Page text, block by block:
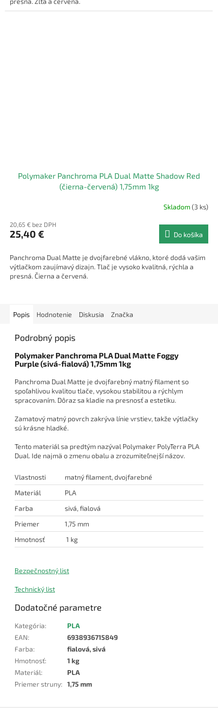
Polymaker Panchroma PLA Dual Matte Shadow Red
(čierna-červená) 1,75mm 1kg
Skladom(3 ks)
20,65 € bez DPH
25,40 € Do košíka
Panchroma Dual Matte je dvojfarebné vlákno, ktoré dodá vašim
výtlačkom zaujímavý dizajn. Tlač je vysoko kvalitná, rýchla a
presná. Čierna a červená.
Popis Hodnotenie Diskusia Značka
Podrobný popis
Polymaker Panchroma PLA Dual Matte Foggy
Purple (sivá-fialová) 1,75mm 1kg
Panchroma Dual Matte je dvojfarebný matný filament so
spoľahlivou kvalitou tlače, vysokou stabilitou a rýchlym
spracovaním. Dôraz sa kladie na presnosť a estetiku.
Zamatový matný povrch zakrýva línie vrstiev, takže výtlačky
sú krásne hladké.
Tento materiál sa predtým nazýval Polymaker PolyTerra PLA
Dual. Ide najmä o zmenu obalu a zrozumiteľnejší názov.
Vlastnosti
matný filament, dvojfarebné
Materiál
PLA
Farba
sivá, fialová
Priemer
1,75 mm
Hmotnosť
1 kg
Bezpečnostný list
Technický list
Dodatočné parametre
Kategória:
PLA
EAN:
6938936715849
Farba:
fialová, sivá
Hmotnosť:
1 kg
Materiál:
PLA
Priemer struny: 1,75 mm